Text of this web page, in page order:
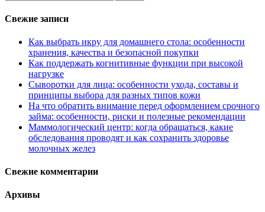
Свежие записи
Как выбрать икру для домашнего стола: особенности
хранения, качества и безопасной покупки
Как поддержать когнитивные функции при высокой
нагрузке
Сыворотки для лица: особенности ухода, составы и
принципы выбора для разных типов кожи
На что обратить внимание перед оформлением срочного
займа: особенности, риски и полезные рекомендации
Маммологический центр: когда обращаться, какие
обследования проводят и как сохранить здоровье
молочных желез
Свежие комментарии
Архивы